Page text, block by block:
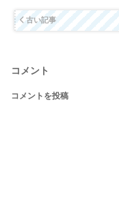
古い記事
コメント
コメントを投稿